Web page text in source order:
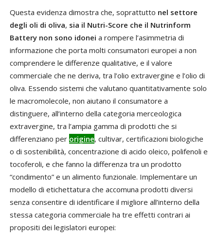
Questa evidenza dimostra che, soprattutto nel settore
degli oli di oliva, sia il Nutri-Score che il Nutrinform
Battery non sono idonei a rompere l’asimmetria di
informazione che porta molti consumatori europei a non
comprendere le differenze qualitative, e il valore
commerciale che ne deriva, tra l’olio extravergine e l’olio di
oliva. Essendo sistemi che valutano quantitativamente solo
le macromolecole, non aiutano il consumatore a
distinguere, all’interno della categoria merceologica
extravergine, tra l’ampia gamma di prodotti che si
differenziano per origine, cultivar, certificazioni biologiche
o di sostenibilità, concentrazione di acido oleico, polifenoli e
tocoferoli, e che fanno la differenza tra un prodotto
“condimento” e un alimento funzionale. Implementare un
modello di etichettatura che accomuna prodotti diversi
senza consentire di identificare il migliore all’interno della
stessa categoria commerciale ha tre effetti contrari ai
propositi dei legislatori europei: